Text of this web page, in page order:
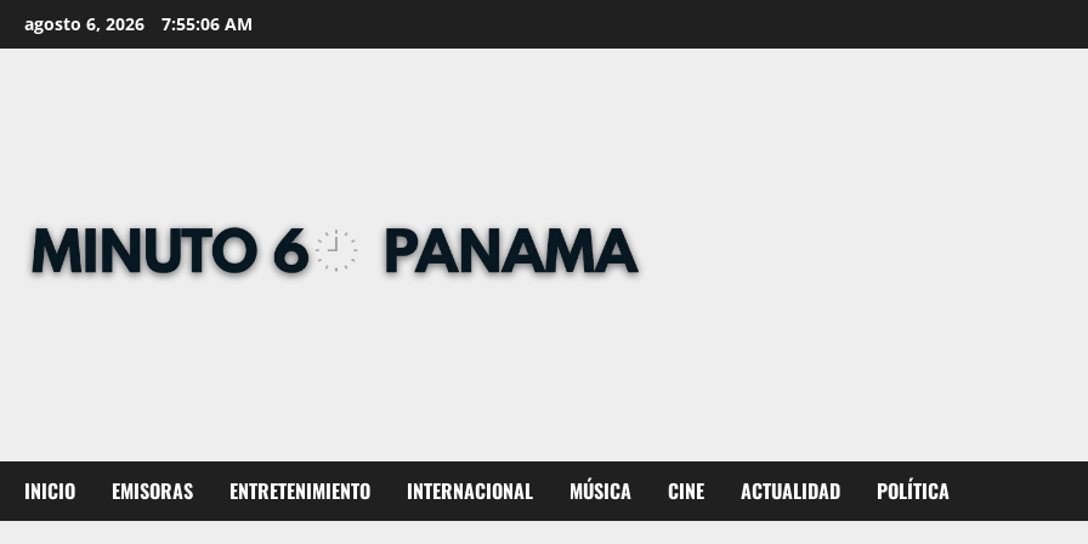
to
agosto 6, 2026 7:55:07 AM
INICIO EMISORAS ENTRETENIMIENTO INTERNACIONAL MÚSICA CINE ACTUALIDAD POLÍTICA